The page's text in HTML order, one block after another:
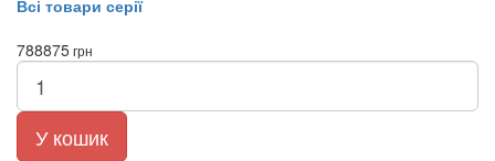
Всі товари серії
788875грн
У кошик